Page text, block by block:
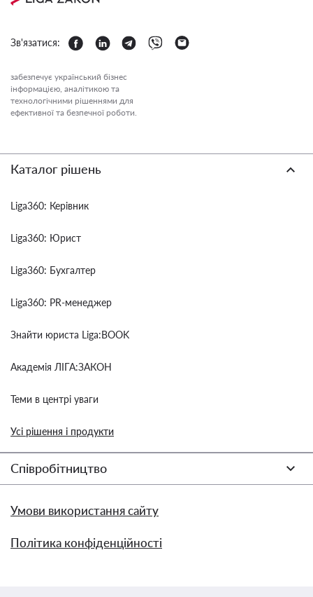
Зв'язатися:
забезпечує український бізнес
інформацією, аналітикою та
технологічними рішеннями для
ефективної та безпечної роботи.
Каталог рішень
Liga360: Керівник
Liga360: Юрист
Liga360: Бухгалтер
Liga360: PR-менеджер
Знайти юриста Liga:BOOK
Академія ЛІГА:ЗАКОН
Теми в центрі уваги
Усі рішення і продукти
Співробітництво
Умови використання сайту
Політика конфіденційності